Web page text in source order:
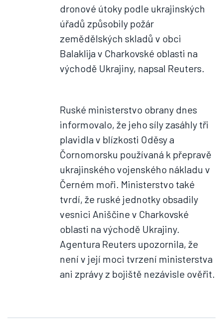
dronové útoky podle ukrajinských
úřadů způsobily požár
zemědělských skladů v obci
Balaklija v Charkovské oblasti na
východě Ukrajiny, napsal Reuters.
Ruské ministerstvo obrany dnes
informovalo, že jeho síly zasáhly tři
plavidla v blízkosti Oděsy a
Čornomorsku používaná k přepravě
ukrajinského vojenského nákladu v
Černém moři. Ministerstvo také
tvrdí, že ruské jednotky obsadily
vesnici Aniščine v Charkovské
oblasti na východě Ukrajiny.
Agentura Reuters upozornila, že
není v její moci tvrzení ministerstva
ani zprávy z bojiště nezávisle ověřit.